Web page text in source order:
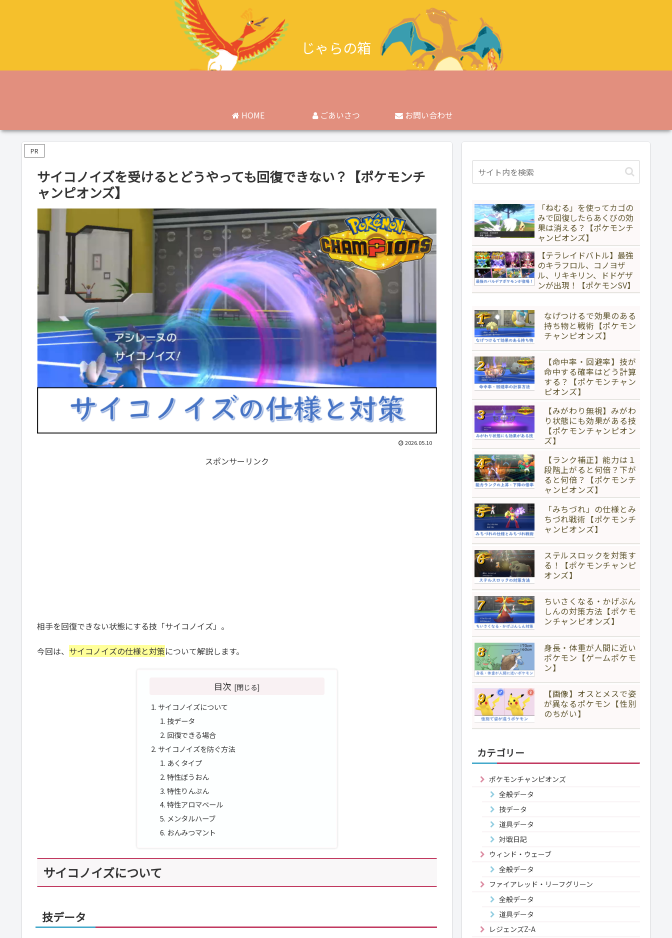
じゃらの箱
HOME ごあいさつ お問い合わせ
PR
サイコノイズを受けるとどうやっても回復できない？【ポケモンチ
ャンピオンズ】
2026.05.10
スポンサーリンク
相手を回復できない状態にする技「サイコノイズ」。
今回は、 サイコノイズの仕様と対策について解説します。
目次
サイコノイズについて
技データ
回復できる場合
サイコノイズを防ぐ方法
あくタイプ
特性ぼうおん
特性りんぷん
特性アロマベール
メンタルハーブ
おんみつマント
サイコノイズについて
技データ
「ねむる」を使ってカゴの
みで回復したらあくびの効
果は消える？【ポケモンチ
ャンピオンズ】
【テラレイドバトル】最強
のキラフロル、コノヨザ
ル、リキキリン、ドドゲザ
ンが出現！【ポケモンSV】
なげつけるで効果のある
持ち物と戦術【ポケモン
チャンピオンズ】
【命中率・回避率】技が
命中する確率はどう計算
する？【ポケモンチャン
ピオンズ】
【みがわり無視】みがわ
り状態にも効果がある技
【ポケモンチャンピオン
ズ】
【ランク補正】能力は１
段階上がると何倍？下が
ると何倍？【ポケモンチ
ャンピオンズ】
「みちづれ」の仕様とみ
ちづれ戦術【ポケモンチ
ャンピオンズ】
ステルスロックを対策す
る！【ポケモンチャンピ
オンズ】
ちいさくなる・かげぶん
しんの対策方法【ポケモ
ンチャンピオンズ】
身長・体重が人間に近い
ポケモン【ゲームポケモ
ン】
【画像】オスとメスで姿
が異なるポケモン【性別
のちがい】
カテゴリー
ポケモンチャンピオンズ
全般データ
技データ
道具データ
対戦日記
ウィンド・ウェーブ
全般データ
ファイアレッド・リーフグリーン
全般データ
道具データ
レジェンズZ-A